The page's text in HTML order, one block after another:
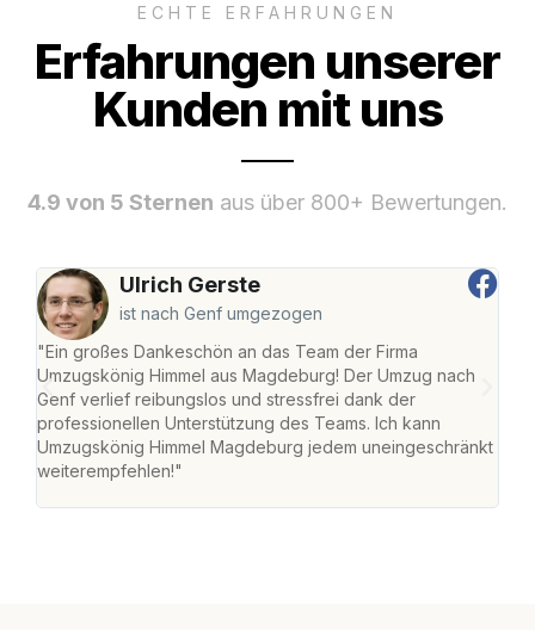
ECHTE ERFAHRUNGEN
Erfahrungen unserer
Kunden mit uns
4.9 von 5 Sternen aus über 800+ Bewertungen.
Ulrich Gerste
ist nach Genf umgezogen
"Ein großes Dankeschön an das Team der Firma
Umzugskönig Himmel aus Magdeburg! Der Umzug nach
Genf verlief reibungslos und stressfrei dank der
professionellen Unterstützung des Teams. Ich kann
Umzugskönig Himmel Magdeburg jedem uneingeschränkt
weiterempfehlen!"